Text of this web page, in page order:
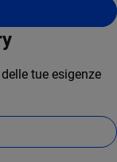
tue esigenze